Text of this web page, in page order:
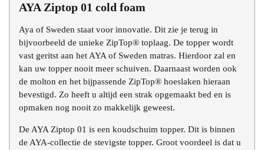
Chat voor advies
AYA Ziptop 01 cold foam
Aya of Sweden staat voor innovatie. Dit zie je terug in
bijvoorbeeld de unieke ZipTop® toplaag. De topper wordt
vast geritst aan het AYA of Sweden matras. Hierdoor zal en
kan uw topper nooit meer schuiven. Daarnaast worden ook
de molton en het bijpassende ZipTop® hoeslaken hieraan
bevestigd. Zo heeft u altijd een strak opgemaakt bed en is
opmaken nog nooit zo makkelijk geweest.
De AYA Ziptop 01 is een koudschuim topper. Dit is binnen
de AYA-collectie de stevigste topper. Groot voordeel is dat u